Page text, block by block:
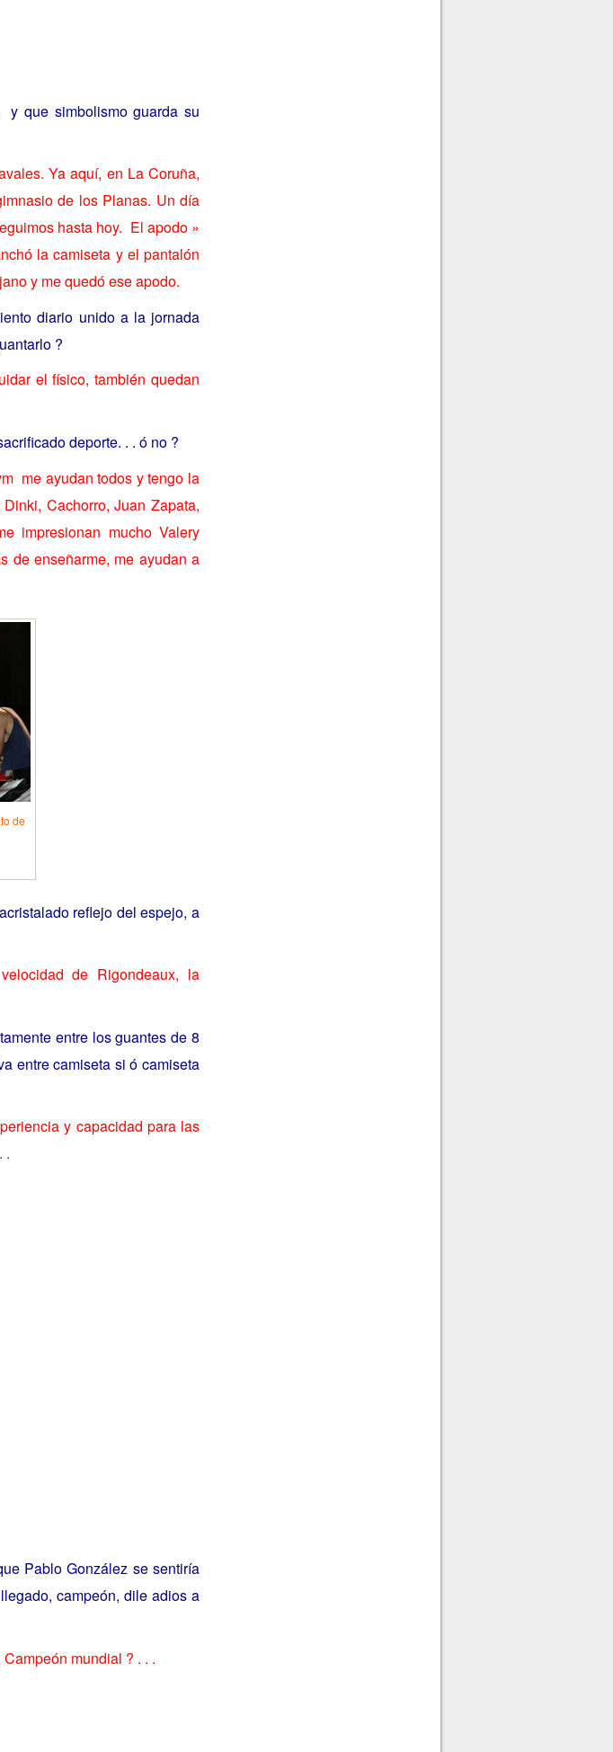
que simbolismo guarda su
Ya aquí, en La Coruña,
de los Planas. Un día
hasta hoy. El apodo »
la camiseta y el pantalón
y me quedó ese apodo.
diario unido a la jornada
?
el físico, también quedan
deporte. . . ó no ?
me ayudan todos y tengo la
Cachorro, Juan Zapata,
impresionan mucho Valery
de enseñarme, me ayudan a
de
reflejo del espejo, a
de Rigondeaux, la
entre los guantes de 8
entre camiseta si ó camiseta
y capacidad para las
.
Pablo González se sentiría
campeón, dile adios a
mundial ? . . .